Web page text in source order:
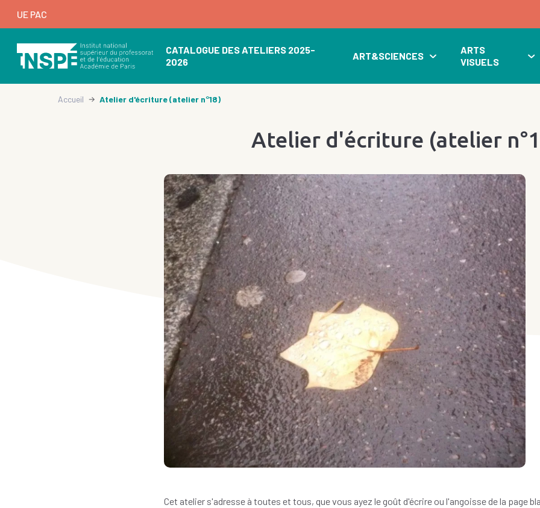
UE PAC
principale
CATALOGUE DES ATELIERS 2025-
2026
ART&SCIENCES
ARTS
VISUELS
d'Ariane
Accueil Atelier d'écriture (atelier n°18)
Atelier d'écriture (atelier
Cet atelier s'adresse à toutes et tous, que vous ayez le goût d'écrire ou l'angoisse de la page
de
page